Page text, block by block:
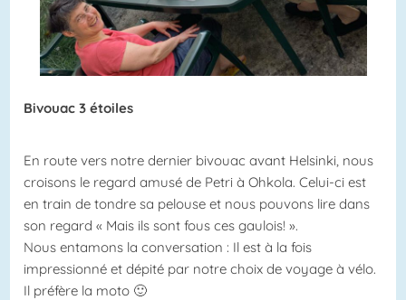
Bivouac 3 étoiles
En route vers notre dernier bivouac avant Helsinki, nous
croisons le regard amusé de Petri à Ohkola. Celui-ci est
en train de tondre sa pelouse et nous pouvons lire dans
son regard « Mais ils sont fous ces gaulois! ».
Nous entamons la conversation : Il est à la fois
impressionné et dépité par notre choix de voyage à vélo.
Il préfère la moto 🙂